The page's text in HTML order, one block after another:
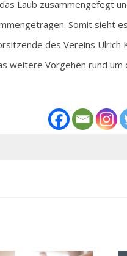
Laub zusammengefegt
Somit sieht
des Vereins Ulrich
weitere Vorgehen rund